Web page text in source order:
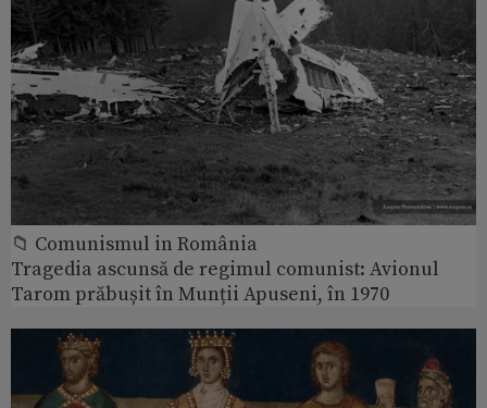
📁 Comunismul in România
Tragedia ascunsă de regimul comunist: Avionul
Tarom prăbușit în Munții Apuseni, în 1970